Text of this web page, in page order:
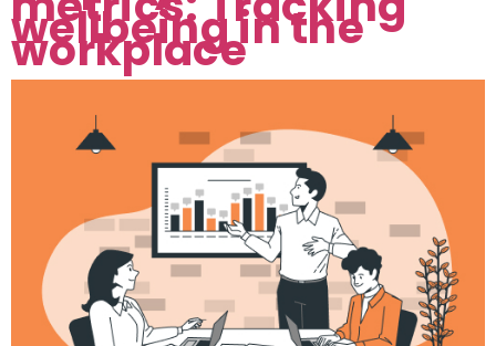
wellbeing in the
workplace